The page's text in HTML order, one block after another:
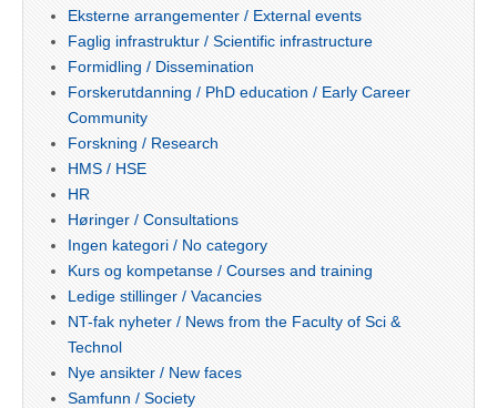
Eksterne arrangementer / External events
Faglig infrastruktur / Scientific infrastructure
Formidling / Dissemination
Forskerutdanning / PhD education / Early Career
Community
Forskning / Research
HMS / HSE
HR
Høringer / Consultations
Ingen kategori / No category
Kurs og kompetanse / Courses and training
Ledige stillinger / Vacancies
NT-fak nyheter / News from the Faculty of Sci &
Technol
Nye ansikter / New faces
Samfunn / Society